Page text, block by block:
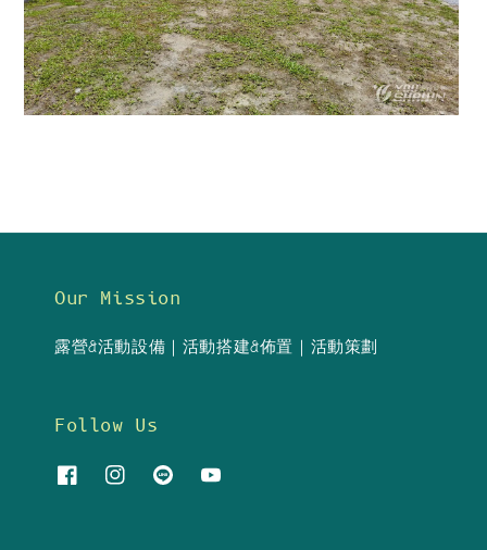
Our Mission
露營&活動設備｜活動搭建&佈置｜活動策劃
Follow Us